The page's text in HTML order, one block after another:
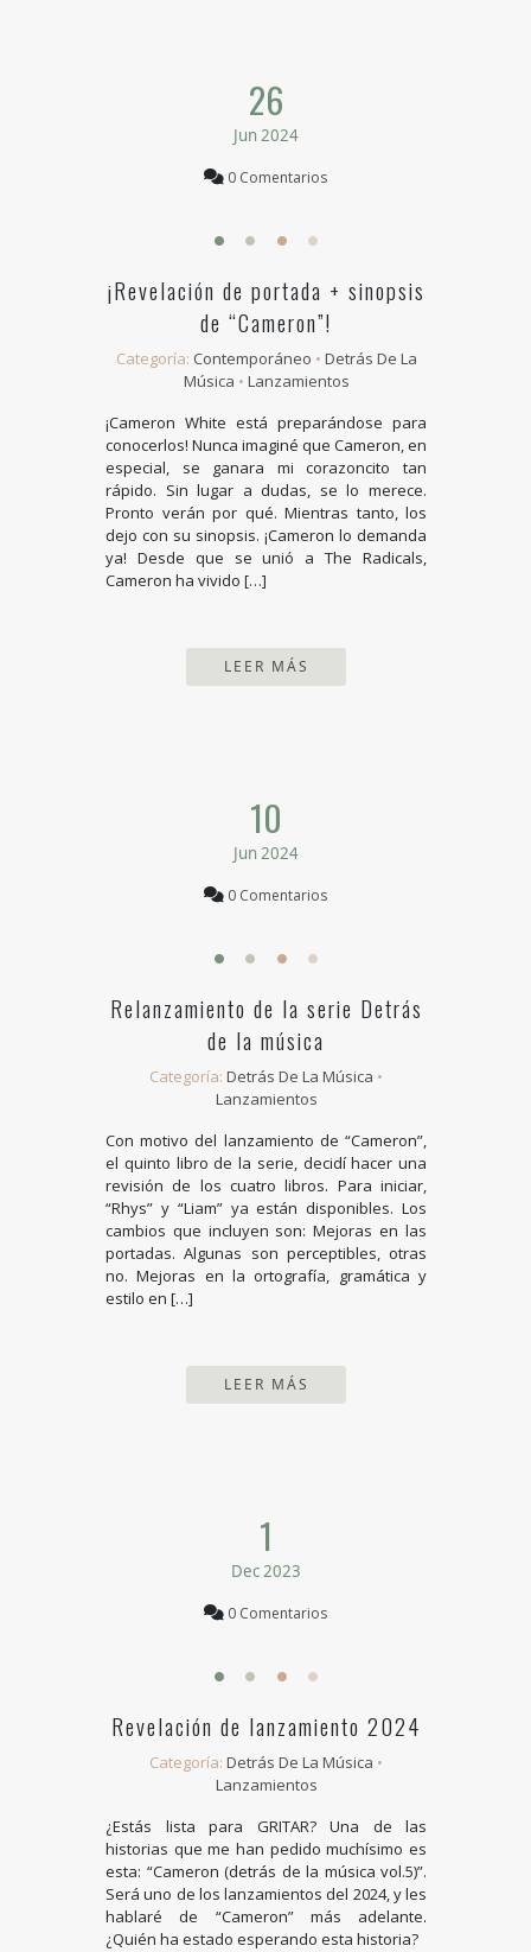
26
Jun 2024
0 Comentarios
¡Revelación de portada + sinopsis
de “Cameron”!
Categoría: Contemporáneo • Detrás De La
Música • Lanzamientos
¡Cameron White está preparándose para
conocerlos! Nunca imaginé que Cameron, en
especial, se ganara mi corazoncito tan
rápido. Sin lugar a dudas, se lo merece.
Pronto verán por qué. Mientras tanto, los
dejo con su sinopsis. ¡Cameron lo demanda
ya! Desde que se unió a The Radicals,
Cameron ha vivido […]
LEER MÁS
10
Jun 2024
0 Comentarios
Relanzamiento de la serie Detrás
de la música
Categoría: Detrás De La Música •
Lanzamientos
Con motivo del lanzamiento de “Cameron”,
el quinto libro de la serie, decidí hacer una
revisión de los cuatro libros. Para iniciar,
“Rhys” y “Liam” ya están disponibles. Los
cambios que incluyen son: Mejoras en las
portadas. Algunas son perceptibles, otras
no. Mejoras en la ortografía, gramática y
estilo en […]
LEER MÁS
1
Dec 2023
0 Comentarios
Revelación de lanzamiento 2024
Categoría: Detrás De La Música •
Lanzamientos
¿Estás lista para GRITAR? Una de las
historias que me han pedido muchísimo es
esta: “Cameron (detrás de la música vol.5)”.
Será uno de los lanzamientos del 2024, y les
hablaré de “Cameron” más adelante.
¿Quién ha estado esperando esta historia?